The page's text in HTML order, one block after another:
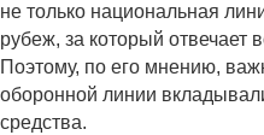
не только национальная
рубеж, за который отвечает
Поэтому, по его мнению,
оборонной линии
средства.